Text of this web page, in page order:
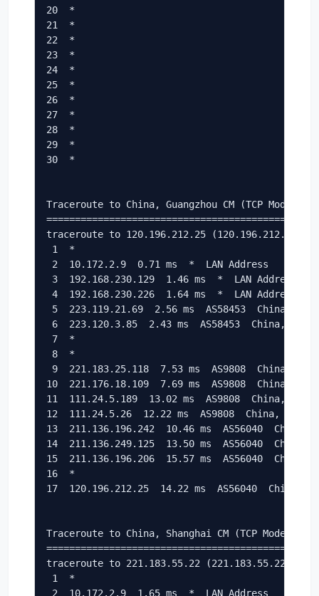
20  *
21  *
22  *
23  *
24  *
25  *
26  *
27  *
28  *
29  *
30  *
Traceroute to China, Guangzhou CM (TCP Mode,
traceroute to 120.196.212.25 (120.196.212.25),
1  *
2  10.172.2.9  0.71 ms  *  LAN Address
3  192.168.230.129  1.46 ms  *  LAN Address
4  192.168.230.226  1.64 ms  *  LAN Address
5  223.119.21.69  2.56 ms  AS58453  China,
6  223.120.3.85  2.43 ms  AS58453  China, Hong
7  *
8  *
9  221.183.25.118  7.53 ms  AS9808  China,
10  221.176.18.109  7.69 ms  AS9808  China,
11  111.24.5.189  13.02 ms  AS9808  China,
12  111.24.5.26  12.22 ms  AS9808  China,
13  211.136.196.242  10.46 ms  AS56040  China,
14  211.136.249.125  13.50 ms  AS56040  China,
15  211.136.196.206  15.57 ms  AS56040  China,
16  *
17  120.196.212.25  14.22 ms  AS56040  China,
Traceroute to China, Shanghai CM (TCP Mode, Max
traceroute to 221.183.55.22 (221.183.55.22), 30
1  *
2  10.172.2.9  1.65 ms  *  LAN Address